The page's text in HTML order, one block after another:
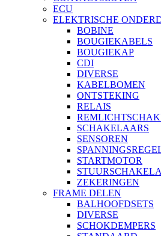
ECU
ELEKTRISCHE
BOBINE
BOUGIEKABELS
BOUGIEKAP
CDI
DIVERSE
KABELBOMEN
ONTSTEKING
RELAIS
SCHAKELAARS
SENSOREN
STARTMOTOR
ZEKERINGEN
FRAME DELEN
BALHOOFDSETS
DIVERSE
SCHOKDEMPERS